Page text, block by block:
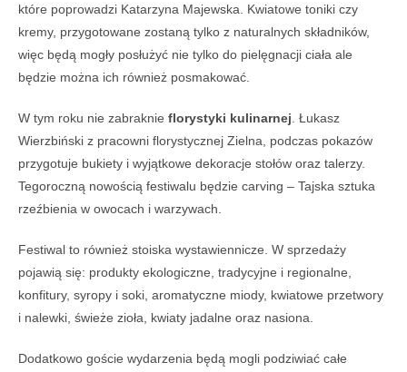
które poprowadzi Katarzyna Majewska. Kwiatowe toniki czy
kremy, przygotowane zostaną tylko z naturalnych składników,
więc będą mogły posłużyć nie tylko do pielęgnacji ciała ale
będzie można ich również posmakować.
W tym roku nie zabraknie florystyki kulinarnej . Łukasz
Wierzbiński z pracowni florystycznej Zielna, podczas pokazów
przygotuje bukiety i wyjątkowe dekoracje stołów oraz talerzy.
Tegoroczną nowością festiwalu będzie carving – Tajska sztuka
rzeźbienia w owocach i warzywach.
Festiwal to również stoiska wystawiennicze. W sprzedaży
pojawią się: produkty ekologiczne, tradycyjne i regionalne,
konfitury, syropy i soki, aromatyczne miody, kwiatowe przetwory
i nalewki, świeże zioła, kwiaty jadalne oraz nasiona.
Dodatkowo goście wydarzenia będą mogli podziwiać całe